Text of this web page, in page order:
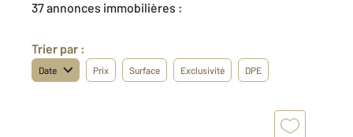
37 annonces immobilières :
Trier par :
Date Prix Surface Exclusivité DPE